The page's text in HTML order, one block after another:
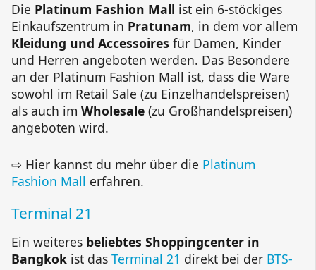
Die Platinum Fashion Mall ist ein 6-stöckiges
Einkaufszentrum in Pratunam, in dem vor allem
Kleidung und Accessoires für Damen, Kinder
und Herren angeboten werden. Das Besondere
an der Platinum Fashion Mall ist, dass die Ware
sowohl im Retail Sale (zu Einzelhandelspreisen)
als auch im Wholesale (zu Großhandelspreisen)
angeboten wird.
⇨ Hier kannst du mehr über die Platinum
Fashion Mall erfahren.
Terminal 21
Ein weiteres beliebtes Shoppingcenter in
Bangkok ist das Terminal 21 direkt bei der BTS-